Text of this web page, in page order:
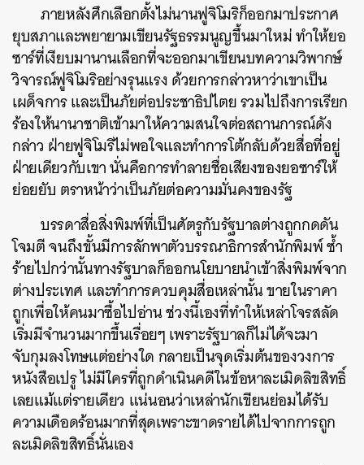
ภายหลังศึกเลือกตั้งไม่นานฟูจิโมริก็ออกมาประกาศ
ยุบสภาและพยายามเขียนรัฐธรรมนูญขึ้นมาใหม่ ทำให้ยอ
ซาร์ที่เงียบมานานเลือกที่จะออกมาเขียนบทความวิพากษ์
วิจารณ์ฟูจิโมริอย่างรุนแรง ด้วยการกล่าวหาว่าเขาเป็น
เผด็จการ และเป็นภัยต่อประชาธิปไตย รวมไปถึงการเรียก
ร้องให้นานาชาติเข้ามาให้ความสนใจต่อสถานการณ์ดัง
กล่าว ฝ่ายฟูจิโมริไม่พอใจและทำการโต้กลับด้วยสื่อที่อยู่
ฝ่ายเดียวกับเขา นั่นคือการทำลายชื่อเสียงของยอซาร์ให้
ย่อยยับ ตราหน้าว่าเป็นภัยต่อความมั่นคงของรัฐ
บรรดาสื่อสิ่งพิมพ์ที่เป็นศัตรูกับรัฐบาลต่างถูกกดดัน
โจมตี จนถึงขั้นมีการลักพาตัวบรรณาธิการสำนักพิมพ์ ซ้ำ
ร้ายไปกว่านั้นทางรัฐบาลก็ออกนโยบายนำเข้าสิ่งพิมพ์จาก
ต่างประเทศ และทำการควบคุมสื่อเหล่านั้น ขายในราคา
ถูกเพื่อให้คนมาซื้อไปอ่าน ช่วงนี้เองที่ทำให้เหล่าโจรสลัด
เริ่มมีจำนวนมากขึ้นเรื่อยๆ เพราะรัฐบาลก็ไม่ได้จะมา
จับกุมลงโทษแต่อย่างใดกลายเป็นจุดเริ่มต้นของวงการ
หนังสือเปรู ไม่มีใครที่ถูกดำเนินคดีในข้อหาละเมิดลิขสิทธิ์
เลยแม้แต่รายเดียว แน่นอนว่าเหล่านักเขียนย่อมได้รับ
ความเดือดร้อนมากที่สุดเพราะขาดรายได้ไปจากการถูก
ละเมิดลิขสิทธิ์นั่นเอง